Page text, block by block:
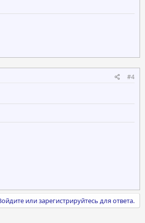
#4
или зарегистрируйтесь для ответа.